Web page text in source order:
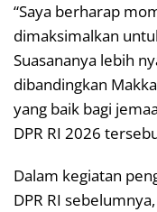
“Saya berharap
dimaksimalkan
Suasananya lebih
dibandingkan
yang baik bagi
DPR RI 2026
Dalam kegiatan
DPR RI